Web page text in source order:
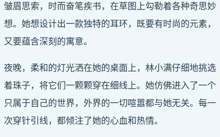
皱眉思索，时而奋笔疾书，在草图上勾勒着各种奇思妙
想。她想设计出一款独特的耳环，既要有时尚的元素，
又要蕴含深刻的寓意。
夜晚，柔和的灯光洒在她的桌面上，林小满仔细地挑选
着珠子，将它们一颗颗穿在细线上。她仿佛进入了一个
只属于自己的世界，外界的一切喧嚣都与她无关。每一
次穿针引线，都倾注了她的心血和热情。